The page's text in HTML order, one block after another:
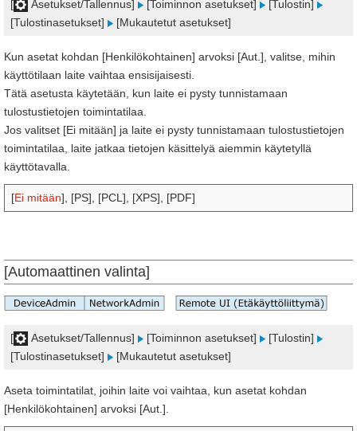
[ Asetukset/Tallennus] [Toiminnon asetukset]
[Tulostin]
[Tulostinasetukset]
[Mukautetut asetukset]
Kun asetat kohdan [Henkilökohtainen] arvoksi [Aut.], valitse, mihin
käyttötilaan laite vaihtaa ensisijaisesti.
Tätä asetusta käytetään, kun laite ei pysty tunnistamaan
tulostustietojen toimintatilaa.
Jos valitset [Ei mitään] ja laite ei pysty tunnistamaan tulostustietojen
toimintatilaa, laite jatkaa tietojen käsittelyä aiemmin käytetyllä
käyttötavalla.
[Ei mitään], [PS], [PCL], [XPS], [PDF]
[Automaattinen valinta]
[ Asetukset/Tallennus] [Toiminnon asetukset]
[Tulostin]
[Tulostinasetukset]
[Mukautetut asetukset]
Aseta toimintatilat, joihin laite voi vaihtaa, kun asetat kohdan
[Henkilökohtainen] arvoksi [Aut.].